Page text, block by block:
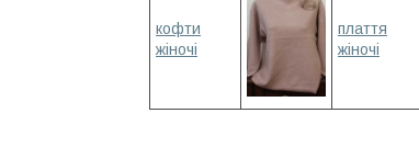
кофти
жіночі
плаття
жіночі